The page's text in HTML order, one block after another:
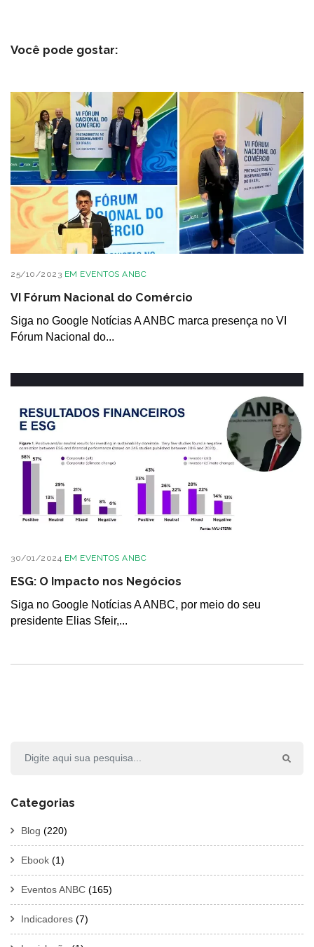
Você pode gostar:
25/10/2023 EM EVENTOS ANBC
VI Fórum Nacional do Comércio
Siga no Google Notícias A ANBC marca presença no VI
Fórum Nacional do...
30/01/2024 EM EVENTOS ANBC
ESG: O Impacto nos Negócios
Siga no Google Notícias A ANBC, por meio do seu
presidente Elias Sfeir,...
Categorias
Blog (220)
Ebook (1)
Eventos ANBC (165)
Indicadores (7)